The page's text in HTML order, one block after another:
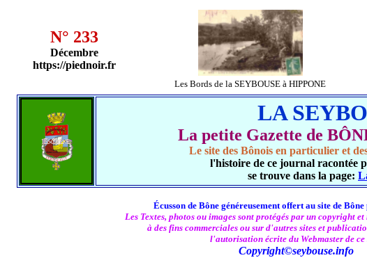
N° 233
Décembre
https://piednoir.fr
Les Bords de la SEYBOUSE à HIPPONE
LA
La petite Gazette de
Le site des Bônois en particulier et
l'histoire de ce journal racontée
se trouve dans la page:
Écusson de Bône généreusement offert au site de
Les Textes, photos ou images sont protégés par un copyright
à des fins commerciales ou sur d'autres sites et
l'autorisation écrite du Webmaster de ce
Copyright©seybouse.info